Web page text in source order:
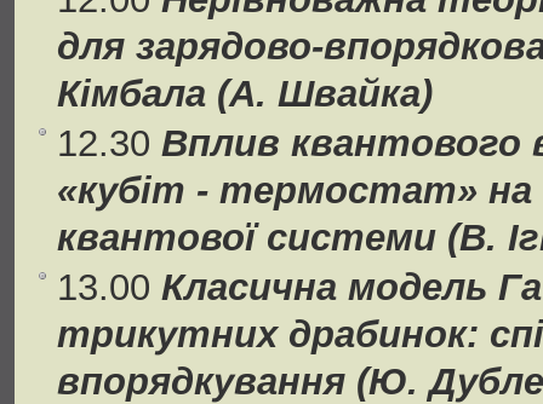
для зарядово-
Кімбала (А. Швайка)
12.30 Вплив квантового
«кубіт - термостат» на
квантової системи (В.
13.00 Класична модель
трикутних драбинок:
впорядкування (Ю.